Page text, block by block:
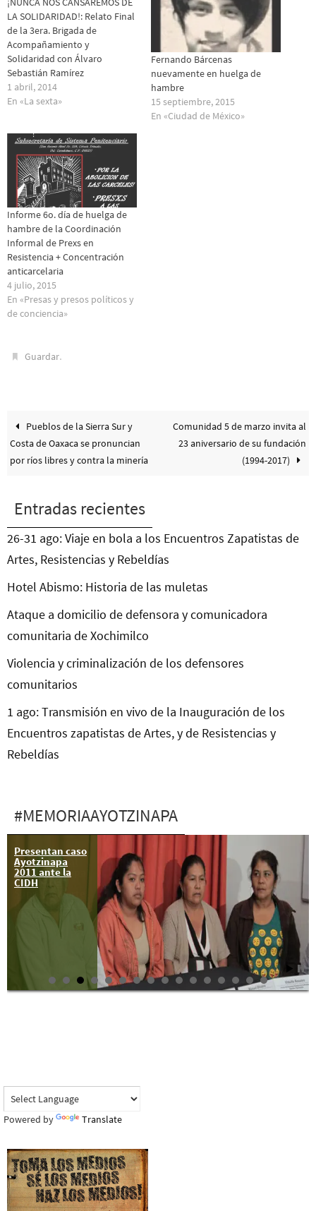
LA SOLIDARIDAD!: Relato Final
de la 3era. Brigada de
Acompañamiento y
Solidaridad con Álvaro
Sebastián Ramírez
1 abril, 2014
En «La sexta»
Fernando Bárcenas
nuevamente en huelga de
hambre
15 septiembre, 2015
En «Ciudad de México»
Informe 6o. día de huelga de
hambre de la Coordinación
Informal de Prexs en
Resistencia + Concentración
anticarcelaria
4 julio, 2015
En «Presas y presos polí­ticos y
de conciencia»
Guardar.
Pueblos de la Sierra Sur y
Costa de Oaxaca se pronuncian
por ríos libres y contra la minería
Comunidad 5 de marzo invita al
23 aniversario de su fundación
(1994-2017)
Entradas recientes
26-31 ago: Viaje en bola a los Encuentros Zapatistas de
Artes, Resistencias y Rebeldías
Hotel Abismo: Historia de las muletas
Ataque a domicilio de defensora y comunicadora
comunitaria de Xochimilco
Violencia y criminalización de los defensores
comunitarios
1 ago: Transmisión en vivo de la Inauguración de los
Encuentros zapatistas de Artes, y de Resistencias y
Rebeldías
#MEMORIAAYOTZINAPA
Presentan caso
Ayotzinapa
2011 ante la
CIDH
26 ene: XX
Acción Global
por Ayotzinapa
frente a la
Suprema Corte
de Justicia de la
Nación
Powered by Translate